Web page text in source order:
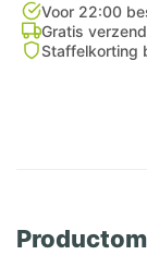
Voor 22:00
Gratis
Staffelkorting